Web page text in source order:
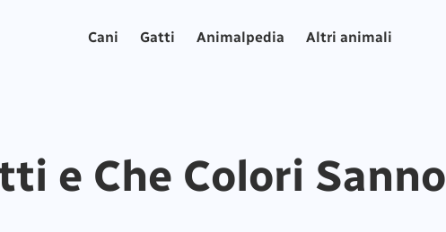
Cani Gatti Animalpedia Altri animali
e Che Colori Sanno